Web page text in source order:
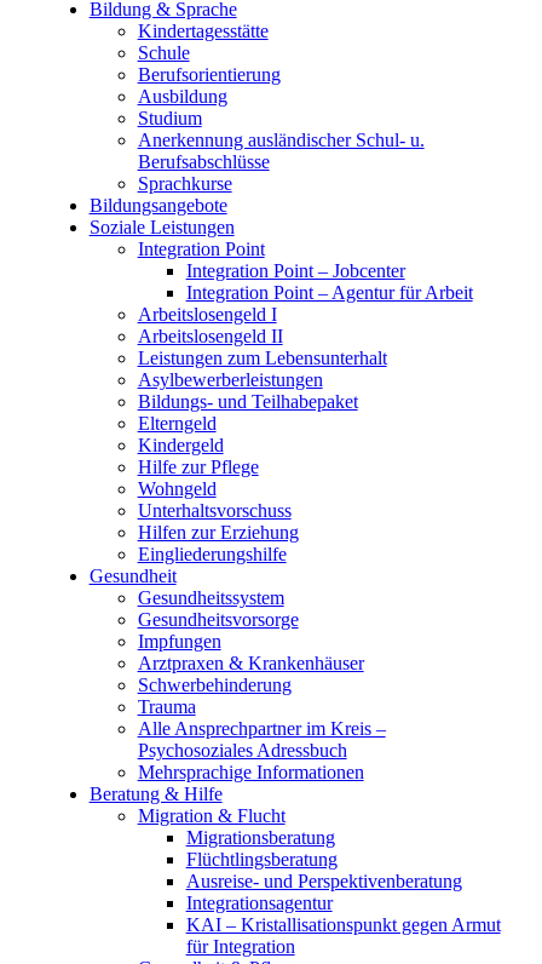
Bildung & Sprache
Kindertagesstätte
Schule
Berufsorientierung
Ausbildung
Studium
Anerkennung ausländischer Schul- u.
Berufsabschlüsse
Sprachkurse
Bildungsangebote
Soziale Leistungen
Integration Point
Integration Point – Jobcenter
Integration Point – Agentur für Arbeit
Arbeitslosengeld I
Arbeitslosengeld II
Leistungen zum Lebensunterhalt
Asylbewerberleistungen
Bildungs- und Teilhabepaket
Elterngeld
Kindergeld
Hilfe zur Pflege
Wohngeld
Unterhaltsvorschuss
Hilfen zur Erziehung
Eingliederungshilfe
Gesundheit
Gesundheitssystem
Gesundheitsvorsorge
Impfungen
Arztpraxen & Krankenhäuser
Schwerbehinderung
Trauma
Alle Ansprechpartner im Kreis –
Psychosoziales Adressbuch
Mehrsprachige Informationen
Beratung & Hilfe
Migration & Flucht
Migrationsberatung
Flüchtlingsberatung
Ausreise- und Perspektivenberatung
Integrationsagentur
KAI – Kristallisationspunkt gegen Armut
für Integration